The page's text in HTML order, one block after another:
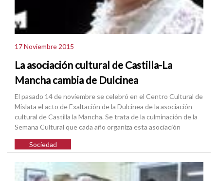
17 Noviembre 2015
La asociación cultural de Castilla-La
Mancha cambia de Dulcinea
El pasado 14 de noviembre se celebró en el Centro Cultural de
Mislata el acto de Exaltación de la Dulcinea de la asociación
cultural de Castilla la Mancha. Se trata de la culminación de la
Semana Cultural que cada año organiza esta asociación
Sociedad